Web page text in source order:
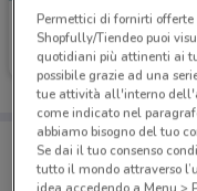
Medi-Market
Scade il 31/08
Porta
Puoi
salvarle e
Permettici di fornirti
Shopfully/Tiendeo puoi
quotidiani più attinenti ai
possibile grazie ad una
tue attività all'interno
come indicato nel
abbiamo bisogno del tuo
Se dai il tuo consenso
tutto il mondo attraverso